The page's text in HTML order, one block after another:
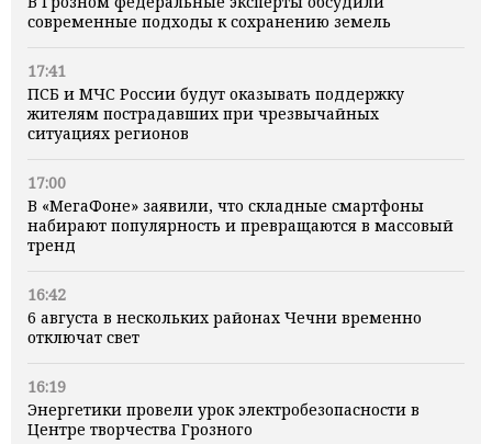
современные подходы к сохранению земель
17:41
ПСБ и МЧС России будут оказывать поддержку
жителям пострадавших при чрезвычайных
ситуациях регионов
17:00
В «МегаФоне» заявили, что складные смартфоны
набирают популярность и превращаются в массовый
тренд
16:42
6 августа в нескольких районах Чечни временно
отключат свет
16:19
Энергетики провели урок электробезопасности в
Центре творчества Грозного